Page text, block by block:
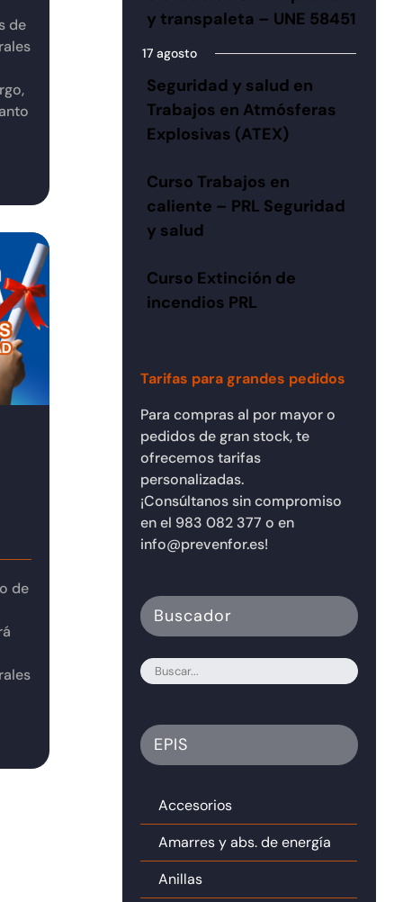
de
de
y transpaleta – UNE 58451
17 agosto
Seguridad y salud en
Trabajos en Atmósferas
Explosivas (ATEX)
Curso Trabajos en
caliente – PRL Seguridad
y salud
Curso Extinción de
incendios PRL
Tarifas para grandes pedidos
Para compras al por mayor o
pedidos de gran stock, te
ofrecemos tarifas
personalizadas.
¡Consúltanos sin compromiso
en el 983 082 377 o en
info@prevenfor.es!
Buscador
EPIS
Accesorios
Amarres y abs. de energía
Anillas